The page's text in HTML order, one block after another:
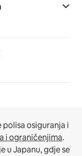
osiguranja i
i ograničenjima.
u Japanu, gdje se